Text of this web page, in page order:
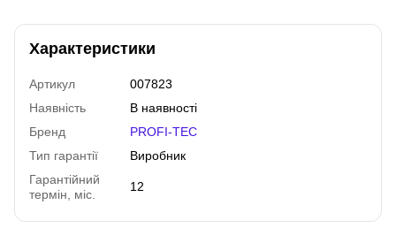
Характеристики
Артикул
007823
Наявність
В наявності
Бренд
PROFI-TEC
Тип гарантії
Виробник
Гарантійний
термін, міс.
12